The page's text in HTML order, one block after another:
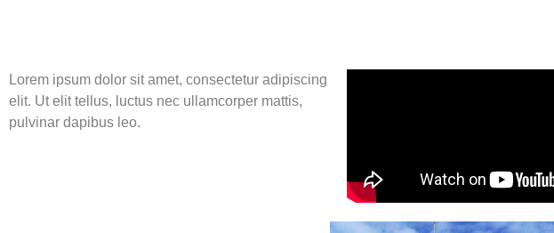
Lorem ipsum dolor sit amet, consectetur adipiscing
elit. Ut elit tellus, luctus nec ullamcorper mattis,
pulvinar dapibus leo.